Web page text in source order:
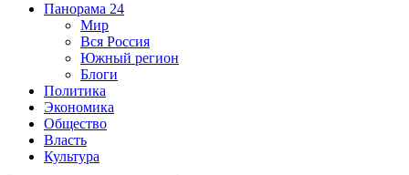
Панорама 24
Мир
Вся Россия
Южный регион
Блоги
Политика
Экономика
Общество
Власть
Культура